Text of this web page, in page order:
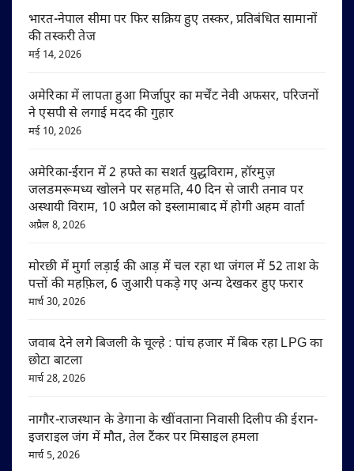
भारत-नेपाल सीमा पर फिर सक्रिय हुए तस्कर, प्रतिबंधित सामानों
की तस्करी तेज
मई 14, 2026
अमेरिका में लापता हुआ मिर्जापुर का मर्चेंट नेवी अफसर, परिजनों
ने एसपी से लगाई मदद की गुहार
मई 10, 2026
अमेरिका-ईरान में 2 हफ्ते का सशर्त युद्धविराम, हॉरमुज़
जलडमरूमध्य खोलने पर सहमति, 40 दिन से जारी तनाव पर
अस्थायी विराम, 10 अप्रैल को इस्लामाबाद में होगी अहम वार्ता
अप्रैल 8, 2026
मोरछी में मुर्गा लड़ाई की आड़ में चल रहा था जंगल में 52 ताश के
पत्तों की महफ़िल, 6 जुआरी पकड़े गए अन्य देखकर हुए फरार
मार्च 30, 2026
जवाब देने लगे बिजली के चूल्हे : पांच हजार में बिक रहा LPG का
छोटा बाटला
मार्च 28, 2026
नागौर-राजस्थान के डेगाना के खींवताना निवासी दिलीप की ईरान-
इजराइल जंग में मौत, तेल टैंकर पर मिसाइल हमला
मार्च 5, 2026